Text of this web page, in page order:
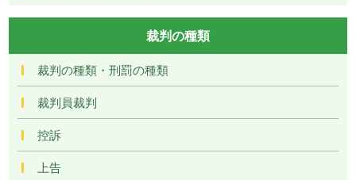
裁判の種類
裁判の種類・刑罰の種類
裁判員裁判
控訴
上告